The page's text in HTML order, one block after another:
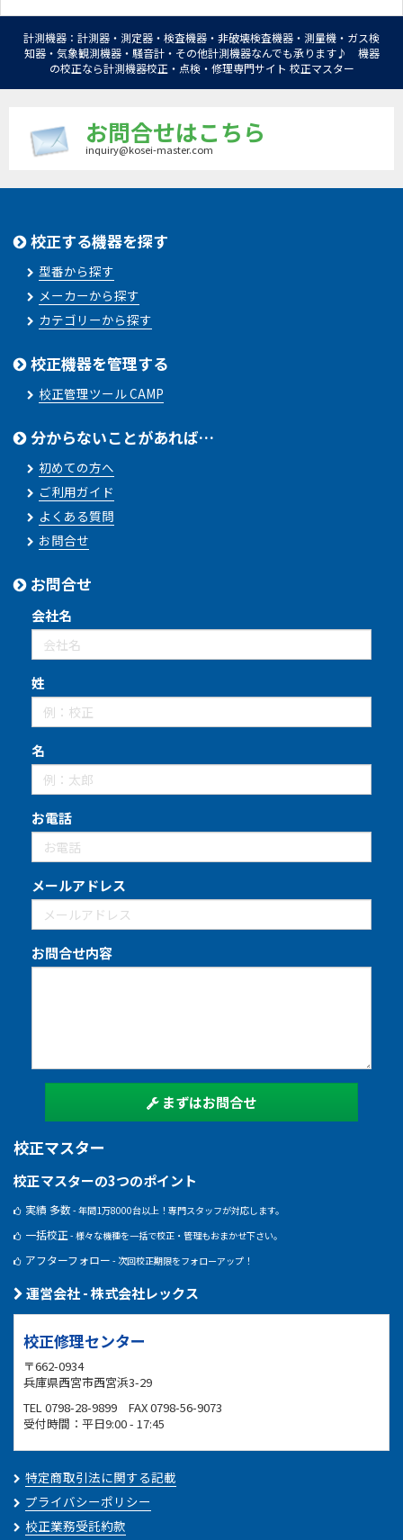
計測機器：計測器・測定器・検査機器・非破壊検査機器・測量機・ガス検
知器・気象観測機器・騒音計・その他計測機器なんでも承ります♪ 機器
の校正なら計測機器校正・点検・修理専門サイト 校正マスター
お問合せはこちら
inquiry@kosei-master.com
校正する機器を探す
型番から探す
メーカーから探す
カテゴリーから探す
校正機器を管理する
校正管理ツール CAMP
分からないことがあれば…
初めての方へ
ご利用ガイド
よくある質問
お問合せ
お問合せ
会社名
姓
名
お電話
メールアドレス
お問合せ内容
まずはお問合せ
校正マスター
校正マスターの3つのポイント
実績 多数- 年間1万8000台以上！専門スタッフが対応します。
一括校正- 様々な機種を一括で校正・管理もおまかせ下さい。
アフターフォロー - 次回校正期限をフォローアップ！
運営会社 - 株式会社レックス
校正修理センター
〒662-0934
兵庫県西宮市西宮浜3-29
TEL 0798-28-9899 FAX 0798-56-9073
受付時間：平日9:00 - 17:45
特定商取引法に関する記載
プライバシーポリシー
校正業務受託約款